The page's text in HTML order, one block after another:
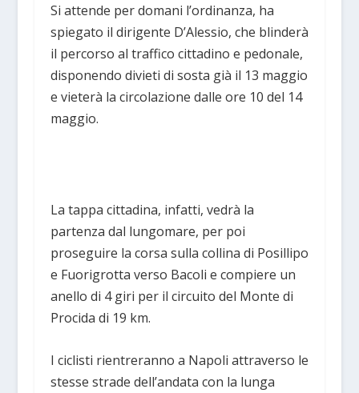
Si attende per domani l’ordinanza, ha
spiegato il dirigente D’Alessio, che blinderà
il percorso al traffico cittadino e pedonale,
disponendo divieti di sosta già il 13 maggio
e vieterà la circolazione dalle ore 10 del 14
maggio.
La tappa cittadina, infatti, vedrà la
partenza dal lungomare, per poi
proseguire la corsa sulla collina di Posillipo
e Fuorigrotta verso Bacoli e compiere un
anello di 4 giri per il circuito del Monte di
Procida di 19 km.
I ciclisti rientreranno a Napoli attraverso le
stesse strade dell’andata con la lunga